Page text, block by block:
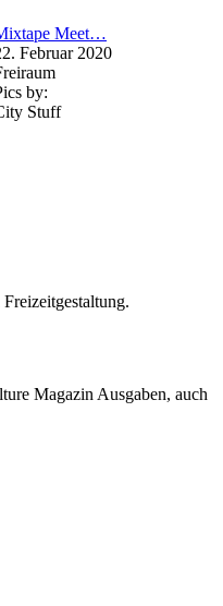
Meet…
Februar 2020
by:
Stuff
Magazin Ausgaben, auch